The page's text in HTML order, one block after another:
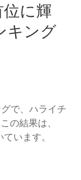
に輝
キング
で、ハライチ
の結果は、
います。